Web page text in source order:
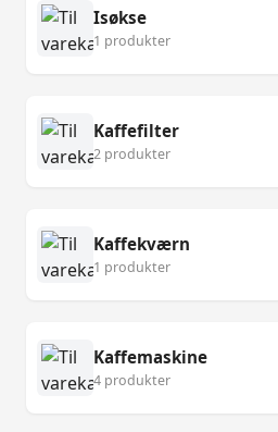
Isøkse
1 produkter
Kaffefilter
2 produkter
Kaffekværn
1 produkter
Kaffemaskine
4 produkter